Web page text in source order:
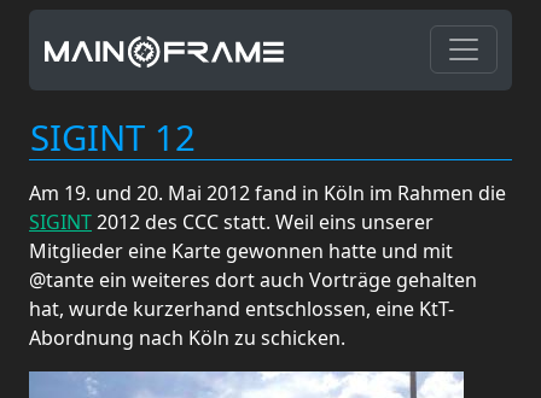
SIGINT 12
Am 19. und 20. Mai 2012 fand in Köln im Rahmen die
SIGINT2012 des CCC statt. Weil eins unserer
Mitglieder eine Karte gewonnen hatte und mit
@tante ein weiteres dort auch Vorträge gehalten
hat, wurde kurzerhand entschlossen, eine KtT-
Abordnung nach Köln zu schicken.